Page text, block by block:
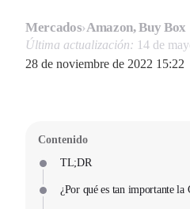
Mercados›Amazon, Buy Box
Última actualización: 14 de
28 de noviembre de 2022 15:22
Contenido
TL;DR
¿Por qué es tan importante la